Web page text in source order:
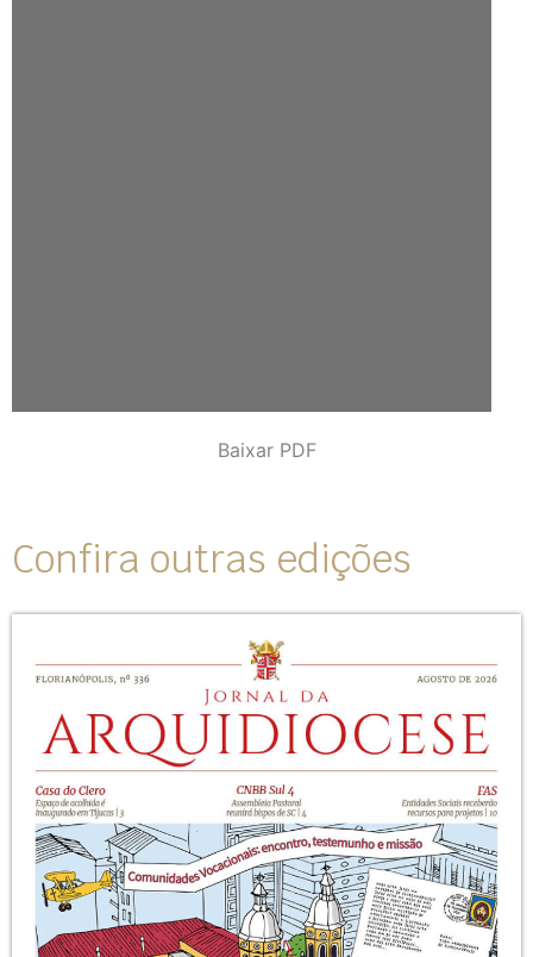
Baixar PDF
Confira outras edições